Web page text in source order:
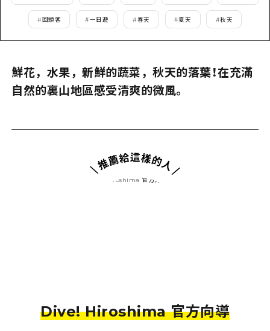
廣島視頻
災難發生期間的交通資訊
# 回頭客 #一日遊 #春天 #夏天 #秋天
Dive! Hiroshima 官方向導
鮮花，水果，新鮮的蔬菜，秋天的落葉！在充滿
自然的裏山地區感受清爽的微風。